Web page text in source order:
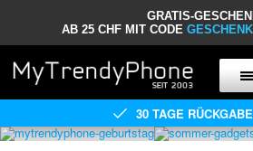
GRATIS-
AB 25 CHF MIT CODE GESCHENK
30 TAGE